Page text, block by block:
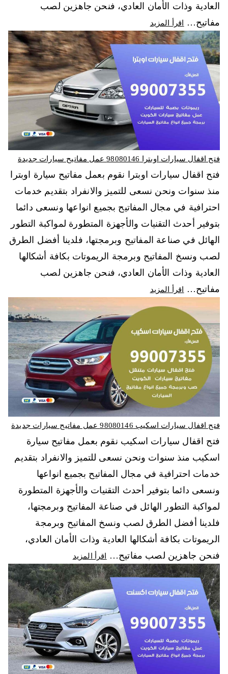
العادية وذات الأمان العادي، فنحن جاهزين لصب
مفاتيح…
اقرأ المزيد
فتح اقفال سيارات اوبترا 98080146‬ عمل مفاتيح سيارات جديدة
فتح اقفال سيارات اوبترا نقوم بعمل مفاتيح سيارة اوبترا
منذ سنوات ونحن نسعى للتميز والانفراد بتقديم خدمات
احترافية في مجال المفاتيح بجميع انواعها ونسعى دائما
بتوفير أحدث التقنيات والأجهزة المتطورة لمواكبة التطور
الهائل في صناعة المفاتيح وبرمجتها، فلدينا أفضل الطرق
لصب ونسخ المفاتيح وبرمجة الريموتات بكافة أشكالها
العادية وذات الأمان العادي، فنحن جاهزين لصب
مفاتيح…
اقرأ المزيد
فتح اقفال سيارات اسكيب 98080146‬ عمل مفاتيح سيارات جديدة
فتح اقفال سيارات اسكيب نقوم بعمل مفاتيح سيارة
اسكيب منذ سنوات ونحن نسعى للتميز والانفراد بتقديم
خدمات احترافية في مجال المفاتيح بجميع انواعها
ونسعى دائما بتوفير أحدث التقنيات والأجهزة المتطورة
لمواكبة التطور الهائل في صناعة المفاتيح وبرمجتها،
فلدينا أفضل الطرق لصب ونسخ المفاتيح وبرمجة
الريموتات بكافة أشكالها العادية وذات الأمان العادي،
فنحن جاهزين لصب مفاتيح…
اقرأ المزيد